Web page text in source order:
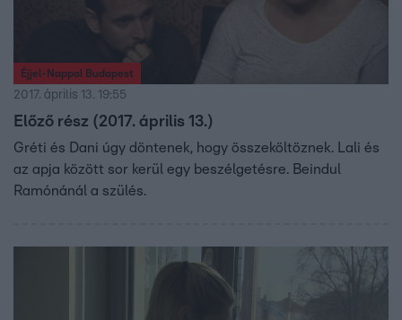
Éjjel-Nappal Budapest
2017. április 13. 19:55
Előző rész (2017. április 13.)
Gréti és Dani úgy döntenek, hogy összeköltöznek. Lali és
az apja között sor kerül egy beszélgetésre. Beindul
Ramónánál a szülés.